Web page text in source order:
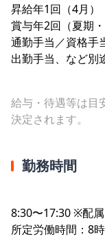
昇給年1回（4月）
賞与年2回（夏期・
通勤手当／資格手
出勤手当、など別
給与・待遇等は目
決定されます。
勤務時間
8:30〜17:30 ※配
所定労働時間：8